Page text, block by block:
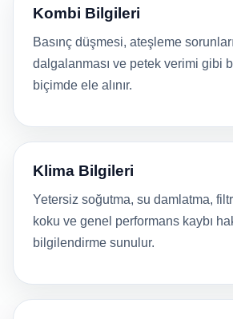
Kombi Bilgileri
Basınç düşmesi, ateşleme
dalgalanması ve petek verimi gibi
biçimde ele alınır.
Klima Bilgileri
Yetersiz soğutma, su damlatma,
koku ve genel performans kaybı
bilgilendirme sunulur.